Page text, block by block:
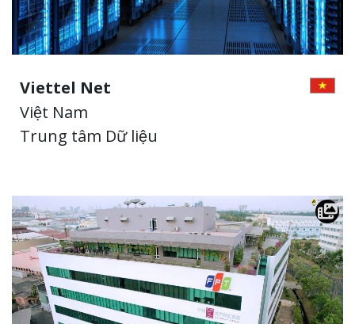
Viettel Net
Việt Nam
Trung tâm Dữ liệu